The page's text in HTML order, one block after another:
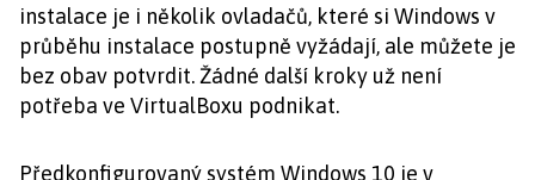
instalace je i několik ovladačů, které si Windows v
průběhu instalace postupně vyžádají, ale můžete je
bez obav potvrdit. Žádné další kroky už není
potřeba ve VirtualBoxu podnikat.
Předkonfigurovaný systém Windows 10 je v